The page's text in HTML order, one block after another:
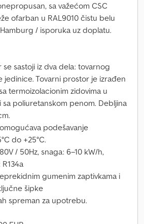
sa važećom CSC
ofarban u RAL9010 čistu belu
/ isporuka uz doplatu.
sastoji iz dva dela: tovarnog
jedinice. Tovarni prostor je izrađen
termoizolacionim zidovima u
poliuretanskom penom. Debljina
podešavanje
do +25°C.
/ 50Hz, snaga: 6–10 kW/h,
gumenim zaptivkama i
šipke
spreman za upotrebu.